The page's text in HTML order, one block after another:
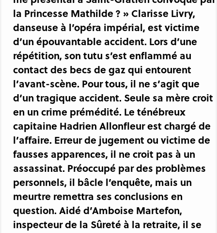
la Princesse Mathilde ? » Clarisse Livry,
danseuse à l’opéra impérial, est victime
d’un épouvantable accident. Lors d’une
répétition, son tutu s’est enflammé au
contact des becs de gaz qui entourent
l’avant-scène. Pour tous, il ne s’agit que
d’un tragique accident. Seule sa mère croit
en un crime prémédité. Le ténébreux
capitaine Hadrien Allonfleur est chargé de
l’affaire. Erreur de jugement ou victime de
fausses apparences, il ne croit pas à un
assassinat. Préoccupé par des problèmes
personnels, il bâcle l’enquête, mais un
meurtre remettra ses conclusions en
question. Aidé d’Amboise Martefon,
inspecteur de la Sûreté à la retraite, il se